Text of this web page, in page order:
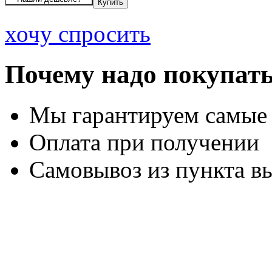
хочу спросить
Почему надо
Мы гарантируем
Оплата при получении
Самовывоз из пункта